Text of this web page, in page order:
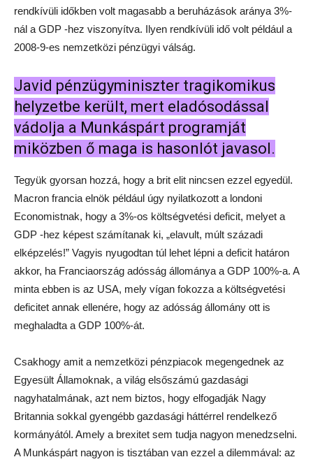
rendkívüli időkben volt magasabb a beruházások aránya 3%-
nál a GDP -hez viszonyítva. Ilyen rendkívüli idő volt például a
2008-9-es nemzetközi pénzügyi válság.
Javid pénzügyminiszter tragikomikus
helyzetbe került, mert eladósodással
vádolja a Munkáspárt programját
miközben ő maga is hasonlót javasol.
Tegyük gyorsan hozzá, hogy a brit elit nincsen ezzel egyedül.
Macron francia elnök például úgy nyilatkozott a londoni
Economistnak, hogy a 3%-os költségvetési deficit, melyet a
GDP -hez képest számítanak ki, „elavult, múlt századi
elképzelés!” Vagyis nyugodtan túl lehet lépni a deficit határon
akkor, ha Franciaország adósság állománya a GDP 100%-a. A
minta ebben is az USA, mely vígan fokozza a költségvetési
deficitet annak ellenére, hogy az adósság állomány ott is
meghaladta a GDP 100%-át.
Csakhogy amit a nemzetközi pénzpiacok megengednek az
Egyesült Államoknak, a világ elsőszámú gazdasági
nagyhatalmának, azt nem biztos, hogy elfogadják Nagy
Britannia sokkal gyengébb gazdasági háttérrel rendelkező
kormányától. Amely a brexitet sem tudja nagyon menedzselni.
A Munkáspárt nagyon is tisztában van ezzel a dilemmával: az